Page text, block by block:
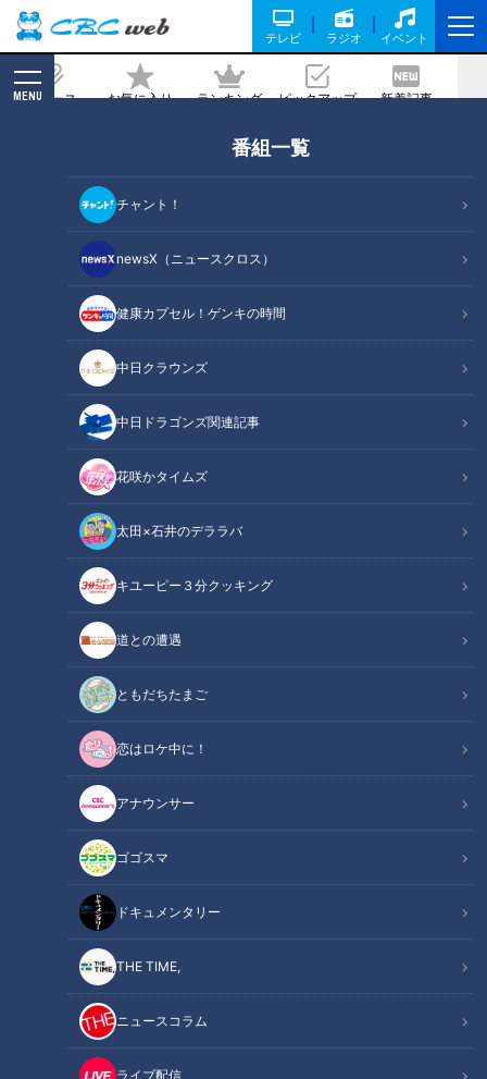
テレビ ラジオ イベント
ニュース お気に入り ランキング ピックアップ 新着記事
MENU
番組一覧
チャント！
newsX（ニュースクロス）
健康カプセル！ゲンキの時間
中日クラウンズ
中日ドラゴンズ関連記事
花咲かタイムズ
太田×石井のデララバ
キユーピー３分クッキング
道との遭遇
ともだちたまご
恋はロケ中に！
アナウンサー
ゴゴスマ
ドキュメンタリー
THE TIME,
ニュースコラム
ライブ配信
下道で一周！グルメ＆絶景ドライブ⑥
2026/05/01 21:00
道との遭遇
「道との遭遇」動画
軽トラ女子・三田悠貴が松山から下道で四国を一周！各地の絶
景や絶品グルメを食べまくり！！
『歩道・車道バラエティ 道との遭遇』は CBCテレビ 毎週
火曜23:56～
★見逃し配信【TVer】https://tver.jp/series/sr4jyby1u3
★見逃し配信【Locipo】https://locipo.jp/playlist/70415aa2-
c481-4078-813a-360c83668bdb
★三田悠貴 公式X https://x.com/mitachan_y
★呂布カルマ 公式X https://x.com/Yakamashiwa
この記事の画像を見る
この記事を見たあなたへのおすすめ